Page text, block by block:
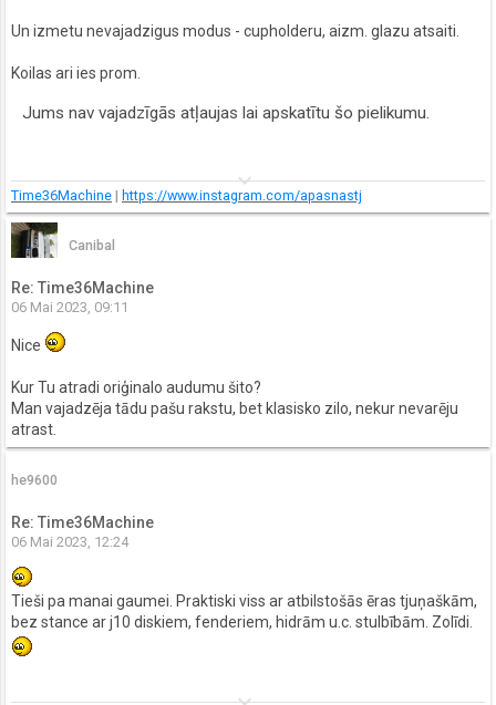
Un izmetu nevajadzigus modus - cupholderu, aizm. glazu atsaiti.
Koilas ari ies prom.
Jums nav vajadzīgās atļaujas lai apskatītu šo pielikumu.
keyboard_arrow_down
Time36Machine | https://www.instagram.com/apasnastj
Canibal
Re: Time36Machine
06 Mai 2023, 09:11
Nice
Kur Tu atradi oriģinalo audumu šito?
Man vajadzēja tādu pašu rakstu, bet klasisko zilo, nekur nevarēju
atrast.
he9600
Re: Time36Machine
06 Mai 2023, 12:24
Tieši pa manai gaumei. Praktiski viss ar atbilstošās ēras tjuņaškām,
bez stance ar j10 diskiem, fenderiem, hidrām u.c. stulbībām. Zolīdi.